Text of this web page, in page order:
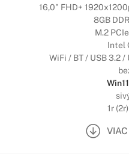
16,0" FHD+
8GB
M.2
Intel
WiFi / BT / USB 3.2
1r